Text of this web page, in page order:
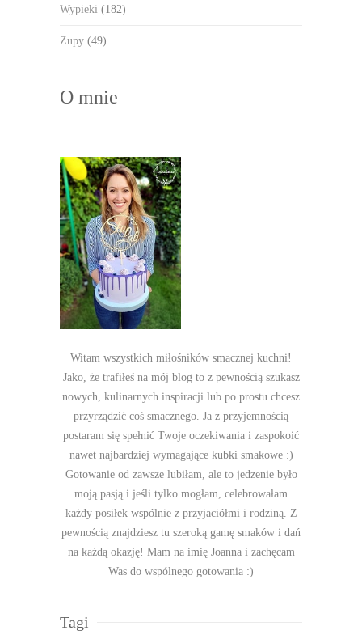
Wypieki (182)
Zupy (49)
O mnie
Witam wszystkich miłośników smacznej kuchni!
Jako, że trafiłeś na mój blog to z pewnością szukasz
nowych, kulinarnych inspiracji lub po prostu chcesz
przyrządzić coś smacznego. Ja z przyjemnością
postaram się spełnić Twoje oczekiwania i zaspokoić
nawet najbardziej wymagające kubki smakowe :)
Gotowanie od zawsze lubiłam, ale to jedzenie było
moją pasją i jeśli tylko mogłam, celebrowałam
każdy posiłek wspólnie z przyjaciółmi i rodziną. Z
pewnością znajdziesz tu szeroką gamę smaków i dań
na każdą okazję! Mam na imię Joanna i zachęcam
Was do wspólnego gotowania :)
Tagi